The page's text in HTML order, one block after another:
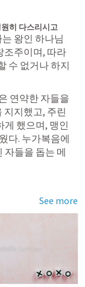
히 다스리시고
왕인 하나님
조주이며, 따라
수 없거나 하지
연약한 자들을
지지했고, 주린
게 했으며, 맹인
다. 누가복음에
자들을 돕는 메
See more